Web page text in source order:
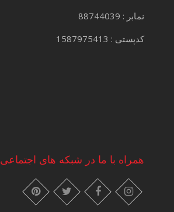
نمابر : 88744039
کدپستی : 1587975413
همراه با ما در شبکه های اجتماعی
instagram
facebook
twitter
pinterest